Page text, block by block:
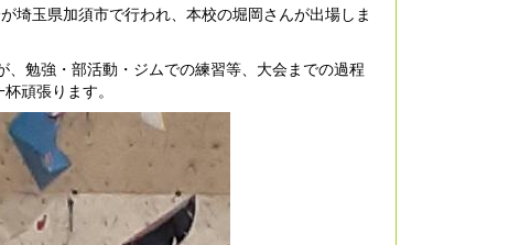
埼玉県加須市で行われ、本校の堀岡さんが出場しま
勉強・部活動・ジムでの練習等、大会までの過程
頑張ります。